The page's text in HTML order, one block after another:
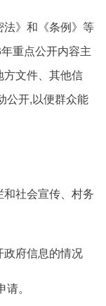
》和《条例》等
重点公开内容主
文件、其他信
公开,以便群众能
社会宣传、村务
府信息的情况
。